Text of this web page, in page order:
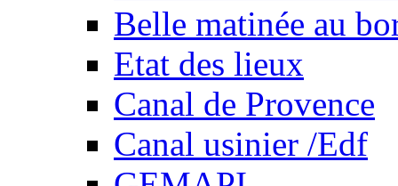
Belle matinée au
Etat des lieux
Canal de Provence
Canal usinier /Edf